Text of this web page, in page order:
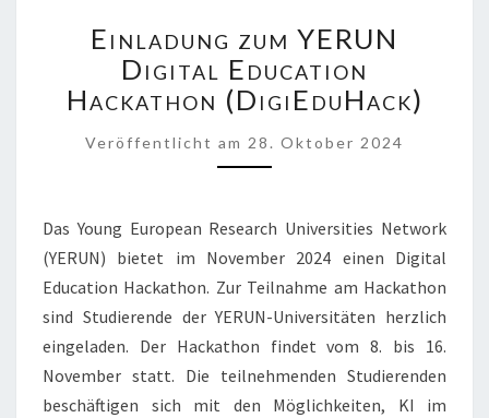
ZUM
YERUN
DIGITAL
EDUCATION
HACKATHON
Einladung zum YERUN
Digital Education
Hackathon (DigiEduHack)
Veröffentlicht am 28. Oktober 2024
Das Young European Research Universities Network
(YERUN) bietet im November 2024 einen Digital
Education Hackathon. Zur Teilnahme am Hackathon
sind Studierende der YERUN-Universitäten herzlich
eingeladen. Der Hackathon findet vom 8. bis 16.
November statt. Die teilnehmenden Studierenden
beschäftigen sich mit den Möglichkeiten, KI im